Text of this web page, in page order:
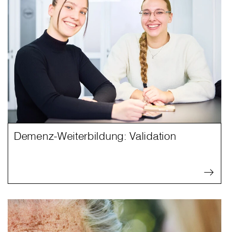
Demenz-Weiterbildung: Validation